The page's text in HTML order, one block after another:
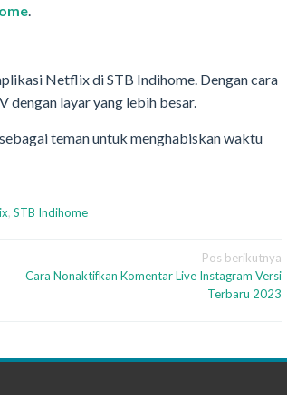
Netflix di STB Indihome. Dengan cara
layar yang lebih besar.
teman untuk menghabiskan waktu
, STB Indihome
Pos berikutnya
Cara Nonaktifkan Komentar Live Instagram Versi
Terbaru 2023